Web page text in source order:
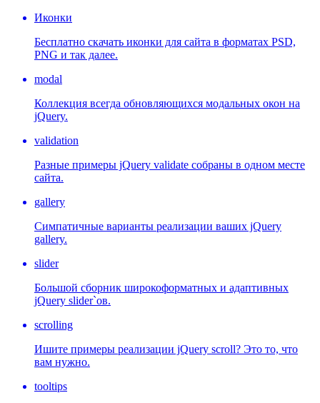
Иконки
Бесплатно скачать иконки для сайта в форматах PSD,
PNG и так далее.
modal
Коллекция всегда обновляющихся модальных окон на
jQuery.
validation
Разные примеры jQuery validate собраны в одном месте
сайта.
gallery
Симпатичные варианты реализации ваших jQuery
gallery.
slider
Большой сборник широкоформатных и адаптивных
jQuery slider`ов.
scrolling
Ишите примеры реализации jQuery scroll? Это то, что
вам нужно.
tooltips